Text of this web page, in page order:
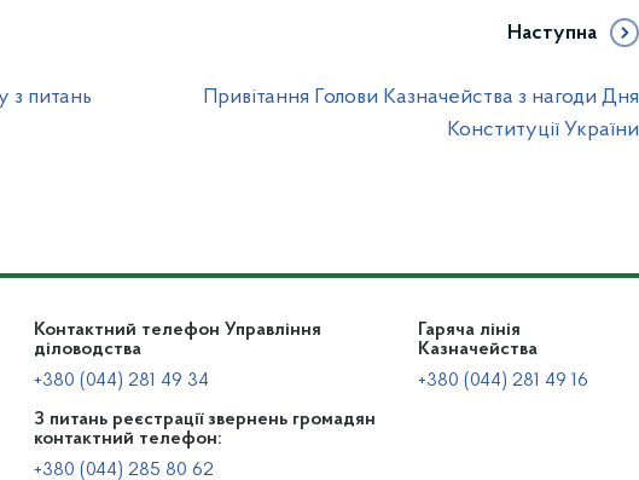
з питань
Наступна
Привітання Голови Казначейства з нагоди Дня
Конституції України
Контактний телефон Управління
діловодства
+380 (044) 281 49 34
З питань реєстрації звернень громадян
контактний телефон:
+380 (044) 285 80 62
Гаряча лінія
Казначейства
+380 (044) 281 49 16